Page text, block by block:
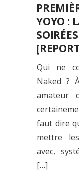
YOYO :
Qui ne
Naked ?
amateur
faut dire
mettre
avec,
[…]